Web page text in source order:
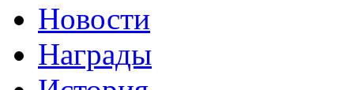
Новости
Награды